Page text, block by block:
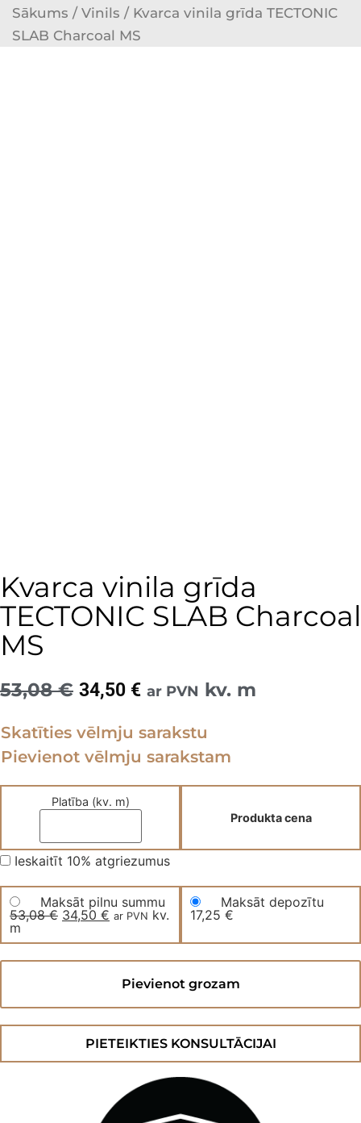
Sākums / Vinils / Kvarca vinila grīda TECTONIC
SLAB Charcoal MS
Kvarca vinila grīda
TECTONIC SLAB Charcoal
MS
53,08€ Original
was:
53,08 €.
34,50 € Current
is:
ar PVN kv. m
Skatīties vēlmju sarakstu
Pievienot vēlmju sarakstam
Platība (kv. m)
Produkta cena
Ieskaitīt 10% atgriezumus
Maksāt pilnu summu
53,08€ Original
price
was:
34,50 € Current
is:
ar PVN kv.
m
Maksāt depozītu
17,25 €
Kvarca
TECTONIC
Charcoal
Pievienot grozam
PIETEIKTIES KONSULTĀCIJAI